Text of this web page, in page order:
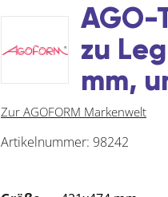
AGO-
zu
mm,
Zur AGOFORM Markenwelt
Artikelnummer: 98242